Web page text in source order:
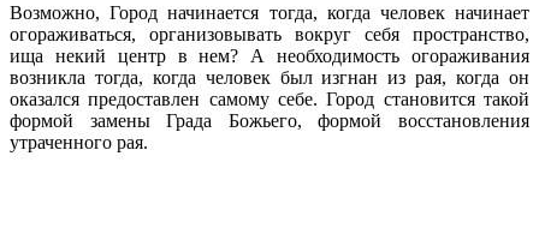
Возможно, Город начинается тогда, когда человек начинает
огораживаться, организовывать вокруг себя пространство,
ища некий центр в нем? А необходимость огораживания
возникла тогда, когда человек был изгнан из рая, когда он
оказался предоставлен самому себе. Город становится такой
формой замены Града Божьего, формой восстановления
утраченного рая.